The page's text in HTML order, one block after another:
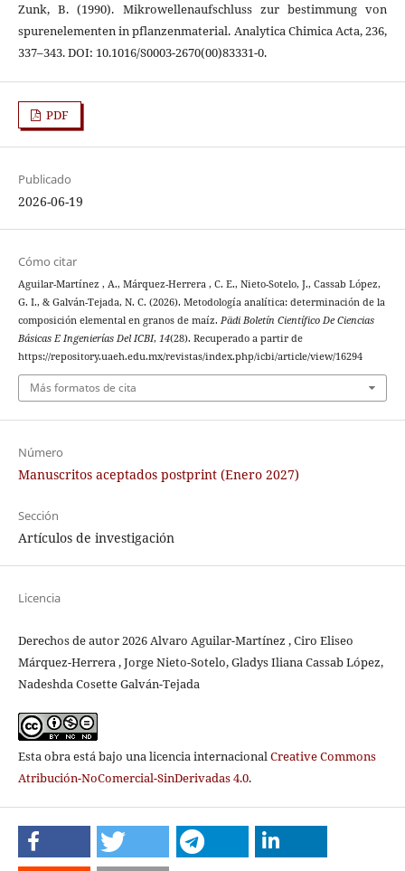
Zunk, B. (1990). Mikrowellenaufschluss zur bestimmung von
spurenelementen in pflanzenmaterial. Analytica Chimica Acta, 236,
337–343. DOI: 10.1016/S0003-2670(00)83331-0.
PDF
Publicado
2026-06-19
Cómo citar
Aguilar-Martínez , A., Márquez-Herrera , C. E., Nieto-Sotelo, J., Cassab López,
G. I., & Galván-Tejada, N. C. (2026). Metodología analítica: determinación de la
composición elemental en granos de maíz. Pädi Boletín Científico De Ciencias
Básicas E Ingenierías Del ICBI, 14(28). Recuperado a partir de
https://repository.uaeh.edu.mx/revistas/index.php/icbi/article/view/16294
Más formatos de cita
Número
Manuscritos aceptados postprint (Enero 2027)
Sección
Artículos de investigación
Licencia
Derechos de autor 2026 Alvaro Aguilar-Martínez , Ciro Eliseo
Márquez-Herrera , Jorge Nieto-Sotelo, Gladys Iliana Cassab López,
Nadeshda Cosette Galván-Tejada
Esta obra está bajo una licencia internacionalCreative Commons
Atribución-NoComercial-SinDerivadas 4.0.